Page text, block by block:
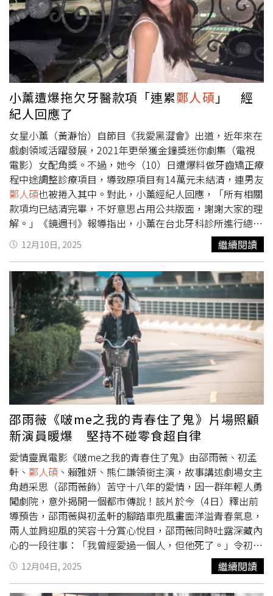
聽，這其實也需要練習！」意外成為一大演技挑戰。《啵
Me之我的青春住了鬼》加碼驚喜揭曉，電影主題曲〈等不
到的等〉由占星專家、被譽為「國師」的唐綺陽首度獻聲演
唱，溫柔而直擊人心的歌聲，為電影增添靈魂層次。《啵
Me之我的青春住了鬼》將於2026年1月23日全台上映。
家人看出我撐不下去，先伸出援手，我真的很感激。」初孟
軒飾演劇團導演，希望能帶領團員一起找到生路。（圖／風
暴國際提供）其他演員也分享追夢路上的跌撞與堅持，被稱
為「台版今田美櫻」的陳昱廷說：「演員最難的是經濟不
穩，我當過冰淇淋店、服飾店員，也曾在運動用品店工作，
就是為了讓自己能繼續表演。」以 BL 劇累積人氣的安俊朋
則透露：「我也有完全沒收入的時候，只能打工、朋友約都
不敢去，只能撐著。」李雪則以樂觀面對一切，不只會擺攤
賣手工小物：「我本身是舞蹈老師，身體閒不下來，所以不
用擔心沒工作！」《啵me之我的青春住了鬼》共患難的
「青春五人幫」，戲外也迅速培養出深厚情誼，初孟軒開心
表示：「這次最大收穫就是認識這群夥伴，能一起學習、成
長、玩耍，真的很幸福。」李雪也說：「雖然第一次合作，
但感覺像大學同學，休假還會相約打麻將，等於多了四位很
棒的朋友。」安俊朋補充：「我們真的在哪裡都玩得起來，
甚至在樓上空地玩鬼抓人，完全像認識很久的朋友。」安俊
朋（前）和顏廷儒在鬧鬼劇院遭遇不可思議的現象。（圖／
風暴國際提供）而這次《啵me之我的青春住了鬼》的海報
以湖水藍與琥珀橙為主色調，藍色象徵回憶與遺憾，橙色代
表希望與溫度，比起營造恐懼氛圍，電影更著重角色之間的
情誼與羈絆；演員們也以不同方式詮釋「鬼嚇人」的戲份，
陳昱廷笑說：「因為有喜劇元素，我特別去收集網路上被嚇
到的影片，私底下我也會去嚇嚇別人，觀察別人受驚嚇的樣
子。」顏廷儒是靠環境入戲，「美術太厲害，整個環境真的
蠻可怕，幸好旁邊都是人，如果是我自己一個人的話，一定
不敢待在現場！」安俊朋則笑談：「我本來超怕鬼片，硬逼
自己看一些片段，幾乎是遮著眼睛看完的，也算是人生挑
戰！」李雪是把演出重心放在「五人幫」的感情：「雖然是
鬼片，但故事真的在講劇團怎麼合力完成一齣戲，所以沒有
特別練『怕鬼』，但還是有去拜虎爺保平安！」電影《啵
me之我的青春住了鬼》由風暴國際股份有限公司出品，蔡
意欽監製、陳大璞執導，電影透過青春、鬼魅與劇場元素交
織出一段遺憾與救贖的愛戀，將於2026年1月23日全台上
映。
小薰遭爆拖欠牙醫款項「連累鄭人碩 」 經
紀人回應了
女星小薰（黃瀞怡）自節目《我愛黑澀會》出道，近年來在
戲劇領域活躍發展，2021年更榮獲金鐘獎迷你劇集（電視
電影）女配角獎。不過，她今（10）日遭爆料做牙齒矯正療
程中途調整診療項目，導致原項目有14萬元未結清，連男友
鄭人碩也被捲入其中。對此，小薰經紀人回應，「所有相關
款項均已結清完畢，不好意思占用公共版面，謝謝大家的理
解。」《鏡週刊》報導指出，小薰在台北牙科診所進行總價
28萬元的隱適美矯正療程，但療程進行中途變更療程，改作
牙齒美白貼片。雖然美白貼片款項已付清，但傳出隱適美款
項經過5折優惠後，長達2年仍有14萬元未繳，甚至鄭人碩
疑因在同間診所治療也捲入風波。稍早小薰經紀人回應表
示，小薰的個人醫療與財務事宜已妥善處理完成，所有相關
款項均已結清完畢，並強調​未來小薰仍會專注於工作與自我
提升，努力用作品說話。據悉，日前在媒體詢問小薰經紀人
回應後，小薰急忙轉帳給診所，隨後於今日凌晨1點發了一
篇感謝診所的文章，寫道「​我一直都覺得，投資在自己身上
永遠不會錯。所以​這一年給自己準備了一份大禮，就是把我
的笑容做了個升級。​過程當然需要時間和耐心，但看到現在
成果，真的覺得非常值得！​真的謝謝細心又專業的醫生，幫
我完成了這個心願。」 在 Instagram 查看這則貼文 從
Instagram 分享的貼文
12月10日, 2025 繼續閱讀
邵雨薇《啵me之我的青春住了鬼》片場照顧
新演員暖爆 堅持不碰零食超自律
愛情靈異電影《啵me之我的青春住了鬼》由邵雨薇、初孟
軒、 鄭人碩 、賴雅妍、熊仁謙領銜主演，故事講述劇場女主
角趙采思（邵雨薇飾）苦守十八年的愛情，因一群年輕人勇
闖劇院，意外揭開一個都市傳說！該片於今（4日）釋出前
導預告，邵雨薇與初孟軒的腳踏車兜風畫面洋溢青春氣息，
兩人並肩迎風的笑容十分賞心悅目，邵雨薇同時吐露深藏內
心的一段往事：「我曾經愛過一個人，但他死了。」令初孟
軒心疼不已，決心陪伴邵雨薇找回青春的那段遺憾。只是看
似美好的畫面，幕後其實藏著演員的艱辛，邵雨薇與初孟軒
首次對戲，就在三芝白沙灣拍攝談心戲，面對強烈海風兩人
12月04日, 2025 繼續閱讀